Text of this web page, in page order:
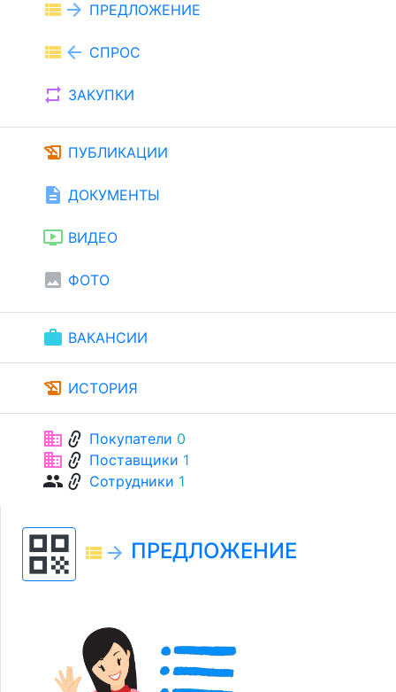
view_list arrow_forward ПРЕДЛОЖЕНИЕ
view_list arrow_back СПРОС
repeat ЗАКУПКИ
history_edu ПУБЛИКАЦИИ
description ДОКУМЕНТЫ
ondemand_video ВИДЕО
image ФОТО
work ВАКАНСИИ
history_edu ИСТОРИЯ
businesslink Покупатели 0
businesslink Поставщики 1
grouplink Сотрудники 1
qr_code view_list arrow_forward ПРЕДЛОЖЕНИЕ